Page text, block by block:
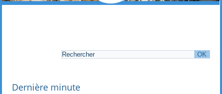
Dernière minute